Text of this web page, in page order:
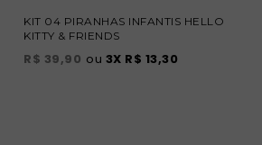
KIT 04 PIRANHAS INFANTIS HELLO
KITTY & FRIENDS
R$ 39,90 ou 3X R$ 13,30